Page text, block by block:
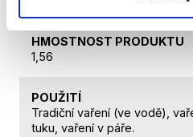
HMOSTNOST PRODUKTU
1,56
POUŽITÍ
Tradiční vaření (ve vodě),
tuku, vaření v páře.